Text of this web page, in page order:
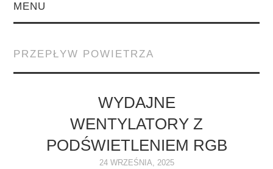
MENU
OPROGRAMOWANIE
PRZEPŁYW POWIETRZA
WYDAJNE
WENTYLATORY Z
PODŚWIETLENIEM RGB
24 WRZEŚNIA, 2025